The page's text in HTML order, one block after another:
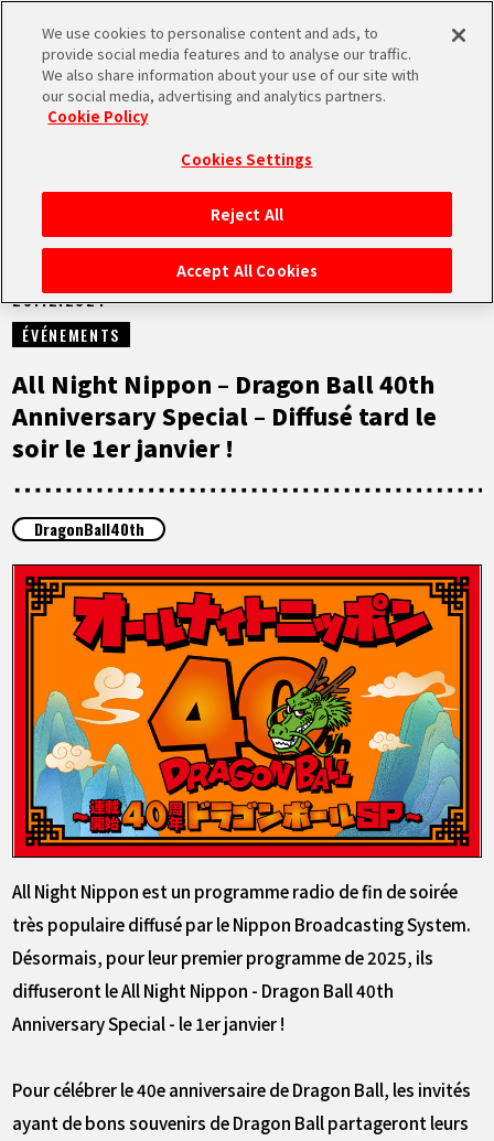
MEN
ACCUEIL
NEWS
À NE PAS MANQUER
VIDÉOS
ARTICLES
À PROPOS
LANGUAGE
JP
EN FR DE ES
NEWS
28.12.2024
ÉVÉNEMENTS
All Night Nippon – Dragon Ball 40th
Anniversary Special – Diffusé tard le
soir le 1er janvier !
DragonBall40th
All Night Nippon est un programme radio de fin de soirée
très populaire diffusé par le Nippon Broadcasting System.
Désormais, pour leur premier programme de 2025, ils
diffuseront le All Night Nippon - Dragon Ball 40th
Anniversary Special - le 1er janvier !
Pour célébrer le 40e anniversaire de Dragon Ball, les invités
ayant de bons souvenirs de Dragon Ball partageront leurs
We use cookies to personalise content and ads, to
provide social media features and to analyse our traffic.
We also share information about your use of our site with
our social media, advertising and analytics partners.
Cookie Policy
Cookies Settings
Reject All
Accept All Cookies